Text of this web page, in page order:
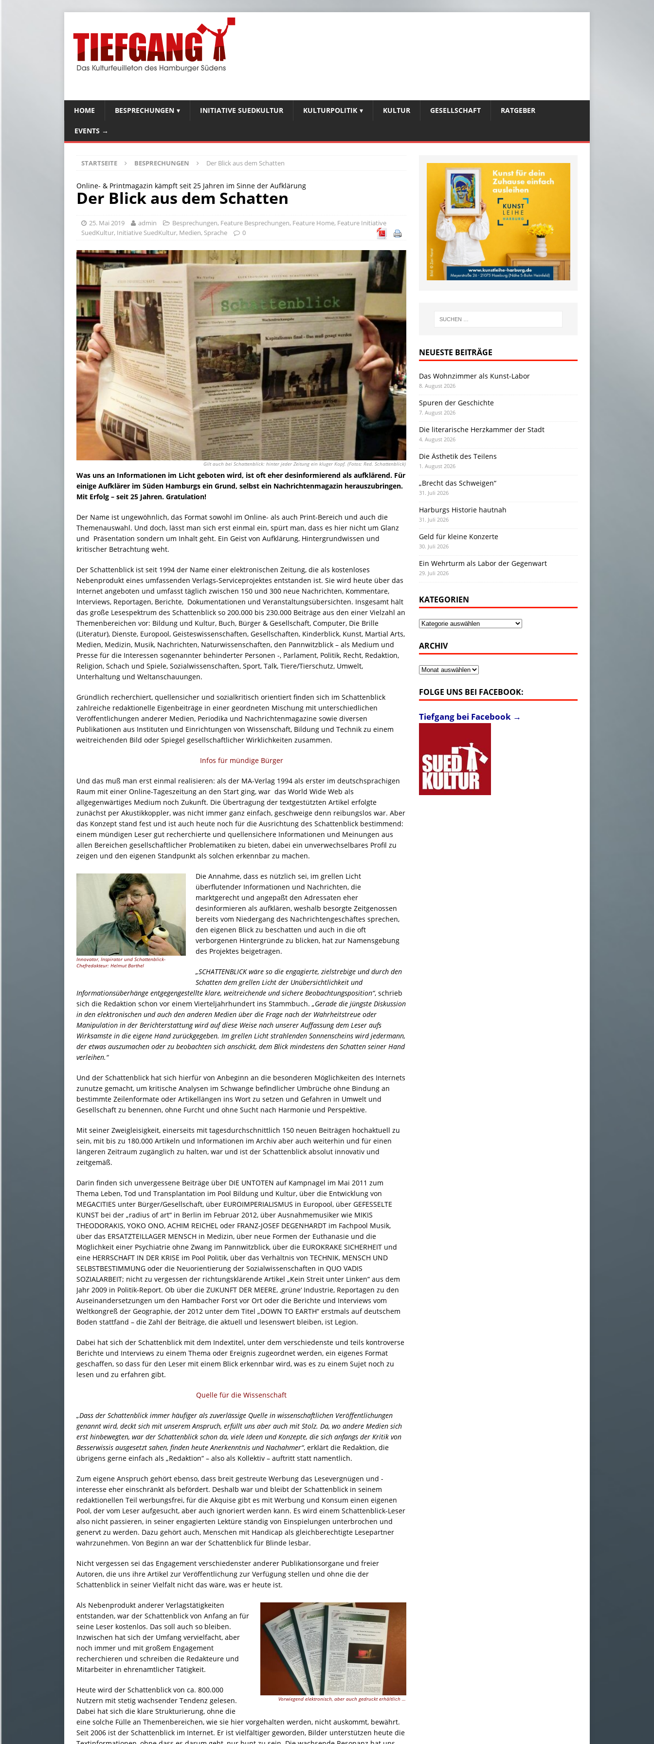
HOME BESPRECHUNGEN INITIATIVE SUEDKULTUR KULTURPOLITIK KULTUR GESELLSCHAFT RATGEBER
EVENTS →
STARTSEITE BESPRECHUNGEN Der Blick aus dem Schatten
Online- & Printmagazin kämpft seit 25 Jahren im Sinne der Aufklärung
Der Blick aus dem Schatten
25. Mai 2019 admin Besprechungen, Feature Besprechungen, Feature Home, Feature Initiative
SuedKultur, Initiative SuedKultur, Medien, Sprache 0
Gilt auch bei Schattenblick: hinter jeder Zeitung ein kluger Kopf. (Fotos: Red. Schattenblick)
Was uns an Informationen im Licht geboten wird, ist oft eher desinformierend als aufklärend. Für
einige Aufklärer im Süden Hamburgs ein Grund, selbst ein Nachrichtenmagazin herauszubringen.
Mit Erfolg – seit 25 Jahren. Gratulation!
Der Name ist ungewöhnlich, das Format sowohl im Online- als auch Print-Bereich und auch die
Themenauswahl. Und doch, lässt man sich erst einmal ein, spürt man, dass es hier nicht um Glanz
und Präsentation sondern um Inhalt geht. Ein Geist von Aufklärung, Hintergrundwissen und
kritischer Betrachtung weht.
Der Schattenblick ist seit 1994 der Name einer elektronischen Zeitung, die als kostenloses
Nebenprodukt eines umfassenden Verlags-Serviceprojektes entstanden ist. Sie wird heute über das
Internet angeboten und umfasst täglich zwischen 150 und 300 neue Nachrichten, Kommentare,
Interviews, Reportagen, Berichte, Dokumentationen und Veranstaltungsübersichten. Insgesamt hält
das große Lesespektrum des Schattenblick so 200.000 bis 230.000 Beiträge aus den einer Vielzahl an
Themenbereichen vor: Bildung und Kultur, Buch, Bürger & Gesellschaft, Computer, Die Brille
(Literatur), Dienste, Europool, Geisteswissenschaften, Gesellschaften, Kinderblick, Kunst, Martial Arts,
Medien, Medizin, Musik, Nachrichten, Naturwissenschaften, den Pannwitzblick – als Medium und
Presse für die Interessen sogenannter behinderter Personen -, Parlament, Politik, Recht, Redaktion,
Religion, Schach und Spiele, Sozialwissenschaften, Sport, Talk, Tiere/Tierschutz, Umwelt,
Unterhaltung und Weltanschauungen.
Gründlich recherchiert, quellensicher und sozialkritisch orientiert finden sich im Schattenblick
zahlreiche redaktionelle Eigenbeiträge in einer geordneten Mischung mit unterschiedlichen
Veröffentlichungen anderer Medien, Periodika und Nachrichtenmagazine sowie diversen
Publikationen aus Instituten und Einrichtungen von Wissenschaft, Bildung und Technik zu einem
weitreichenden Bild oder Spiegel gesellschaftlicher Wirklichkeiten zusammen.
Infos für mündige Bürger
Und das muß man erst einmal realisieren: als der MA-Verlag 1994 als erster im deutschsprachigen
Raum mit einer Online-Tageszeitung an den Start ging, war das World Wide Web als
allgegenwärtiges Medium noch Zukunft. Die Übertragung der textgestützten Artikel erfolgte
zunächst per Akustikkoppler, was nicht immer ganz einfach, geschweige denn reibungslos war. Aber
das Konzept stand fest und ist auch heute noch für die Ausrichtung des Schattenblick bestimmend:
einem mündigen Leser gut recherchierte und quellensichere Informationen und Meinungen aus
allen Bereichen gesellschaftlicher Problematiken zu bieten, dabei ein unverwechselbares Profil zu
zeigen und den eigenen Standpunkt als solchen erkennbar zu machen.
Innovator, Inspirator und Schattenblick-
Chefredakteur: Helmut Barthel
Die Annahme, dass es nützlich sei, im grellen Licht
überflutender Informationen und Nachrichten, die
marktgerecht und angepaßt den Adressaten eher
desinformieren als aufklären, weshalb besorgte Zeitgenossen
bereits vom Niedergang des Nachrichtengeschäftes sprechen,
den eigenen Blick zu beschatten und auch in die oft
verborgenen Hintergründe zu blicken, hat zur Namensgebung
des Projektes beigetragen.
„SCHATTENBLICK wäre so die engagierte, zielstrebige und durch den
Schatten dem grellen Licht der Unübersichtlichkeit und
Informationsüberhänge entgegengestellte klare, weitreichende und sichere Beobachtungsposition“, schrieb
sich die Redaktion schon vor einem Vierteljahrhundert ins Stammbuch. „Gerade die jüngste Diskussion
in den elektronischen und auch den anderen Medien über die Frage nach der Wahrheitstreue oder
Manipulation in der Berichterstattung wird auf diese Weise nach unserer Auffassung dem Leser aufs
Wirksamste in die eigene Hand zurückgegeben. Im grellen Licht strahlenden Sonnenscheins wird jedermann,
der etwas auszumachen oder zu beobachten sich anschickt, dem Blick mindestens den Schatten seiner Hand
verleihen.“
Und der Schattenblick hat sich hierfür von Anbeginn an die besonderen Möglichkeiten des Internets
zunutze gemacht, um kritische Analysen im Schwange befindlicher Umbrüche ohne Bindung an
bestimmte Zeilenformate oder Artikellängen ins Wort zu setzen und Gefahren in Umwelt und
Gesellschaft zu benennen, ohne Furcht und ohne Sucht nach Harmonie und Perspektive.
Mit seiner Zweigleisigkeit, einerseits mit tagesdurchschnittlich 150 neuen Beiträgen hochaktuell zu
sein, mit bis zu 180.000 Artikeln und Informationen im Archiv aber auch weiterhin und für einen
längeren Zeitraum zugänglich zu halten, war und ist der Schattenblick absolut innovativ und
zeitgemäß.
Darin finden sich unvergessene Beiträge über DIE UNTOTEN auf Kampnagel im Mai 2011 zum
Thema Leben, Tod und Transplantation im Pool Bildung und Kultur, über die Entwicklung von
MEGACITIES unter Bürger/Gesellschaft, über EUROIMPERIALISMUS in Europool, über GEFESSELTE
KUNST bei der „radius of art“ in Berlin im Februar 2012, über Ausnahmemusiker wie MIKIS
THEODORAKIS, YOKO ONO, ACHIM REICHEL oder FRANZ-JOSEF DEGENHARDT im Fachpool Musik,
über das ERSATZTEILLAGER MENSCH in Medizin, über neue Formen der Euthanasie und die
Möglichkeit einer Psychiatrie ohne Zwang im Pannwitzblick, über die EUROKRAKE SICHERHEIT und
eine HERRSCHAFT IN DER KRISE im Pool Politik, über das Verhältnis von TECHNIK, MENSCH UND
SELBSTBESTIMMUNG oder die Neuorientierung der Sozialwissenschaften in QUO VADIS
SOZIALARBEIT; nicht zu vergessen der richtungsklärende Artikel „Kein Streit unter Linken“ aus dem
Jahr 2009 in Politik-Report. Ob über die ZUKUNFT DER MEERE, ‚grüne‘ Industrie, Reportagen zu den
Auseinandersetzungen um den Hambacher Forst vor Ort oder die Berichte und Interviews vom
Weltkongreß der Geographie, der 2012 unter dem Titel „DOWN TO EARTH“ erstmals auf deutschem
Boden stattfand – die Zahl der Beiträge, die aktuell und lesenswert bleiben, ist Legion.
Dabei hat sich der Schattenblick mit dem Indextitel, unter dem verschiedenste und teils kontroverse
Berichte und Interviews zu einem Thema oder Ereignis zugeordnet werden, ein eigenes Format
geschaffen, so dass für den Leser mit einem Blick erkennbar wird, was es zu einem Sujet noch zu
lesen und zu erfahren gibt.
Quelle für die Wissenschaft
„Dass der Schattenblick immer häufiger als zuverlässige Quelle in wissenschaftlichen Veröffentlichungen
genannt wird, deckt sich mit unserem Anspruch, erfüllt uns aber auch mit Stolz. Da, wo andere Medien sich
erst hinbewegten, war der Schattenblick schon da, viele Ideen und Konzepte, die sich anfangs der Kritik von
Besserwissis ausgesetzt sahen, finden heute Anerkenntnis und Nachahmer“, erklärt die Redaktion, die
übrigens gerne einfach als „Redaktion“ – also als Kollektiv – auftritt statt namentlich.
Zum eigene Anspruch gehört ebenso, dass breit gestreute Werbung das Lesevergnügen und -
interesse eher einschränkt als befördert. Deshalb war und bleibt der Schattenblick in seinem
redaktionellen Teil werbungsfrei, für die Akquise gibt es mit Werbung und Konsum einen eigenen
Pool, der vom Leser aufgesucht, aber auch ignoriert werden kann. Es wird einem Schattenblick-Leser
also nicht passieren, in seiner engagierten Lektüre ständig von Einspielungen unterbrochen und
genervt zu werden. Dazu gehört auch, Menschen mit Handicap als gleichberechtigte Lesepartner
wahrzunehmen. Von Beginn an war der Schattenblick für Blinde lesbar.
Nicht vergessen sei das Engagement verschiedenster anderer Publikationsorgane und freier
Autoren, die uns ihre Artikel zur Veröffentlichung zur Verfügung stellen und ohne die der
Schattenblick in seiner Vielfalt nicht das wäre, was er heute ist.
Vorwiegend elektronisch, aber auch gedruckt erhältlich …
Als Nebenprodukt anderer Verlagstätigkeiten
entstanden, war der Schattenblick von Anfang an für
seine Leser kostenlos. Das soll auch so bleiben.
Inzwischen hat sich der Umfang vervielfacht, aber
noch immer und mit großem Engagement
recherchieren und schreiben die Redakteure und
Mitarbeiter in ehrenamtlicher Tätigkeit.
Heute wird der Schattenblick von ca. 800.000
Nutzern mit stetig wachsender Tendenz gelesen.
Dabei hat sich die klare Strukturierung, ohne die
eine solche Fülle an Themenbereichen, wie sie hier vorgehalten werden, nicht auskommt, bewährt.
Seit 2006 ist der Schattenblick im Internet. Er ist vielfältiger geworden, Bilder unterstützen heute die
NEUESTE BEITRÄGE
Das Wohnzimmer als Kunst-Labor
8. August 2026
Spuren der Geschichte
7. August 2026
Die literarische Herzkammer der Stadt
4. August 2026
Die Ästhetik des Teilens
1. August 2026
„Brecht das Schweigen“
31. Juli 2026
Harburgs Historie hautnah
31. Juli 2026
Geld für kleine Konzerte
30. Juli 2026
Ein Wehrturm als Labor der Gegenwart
29. Juli 2026
KATEGORIEN
Kategorien
ARCHIV
Archiv
FOLGE UNS BEI FACEBOOK:
Tiefgang bei Facebook →